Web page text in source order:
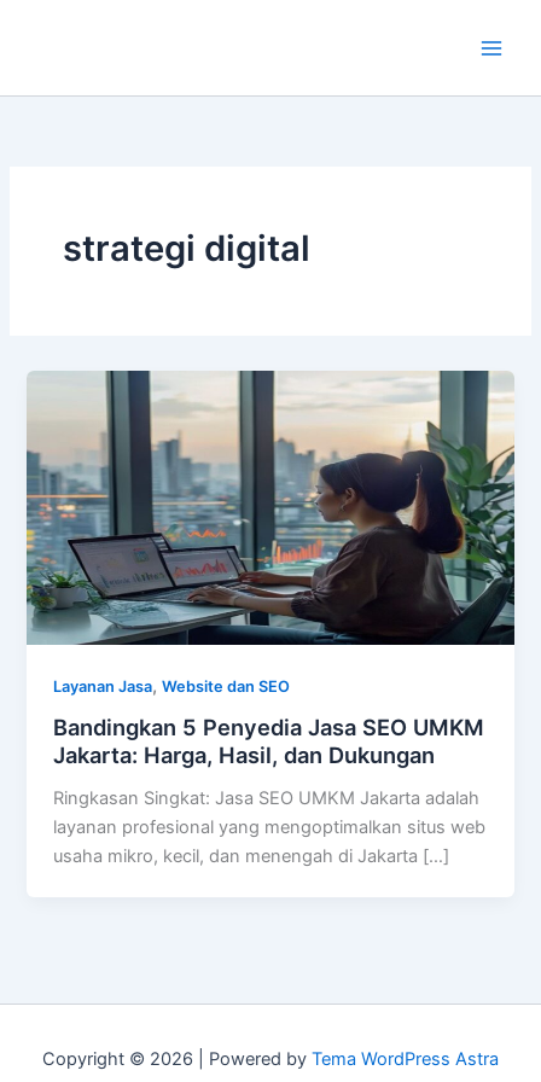
strategi digital
Layanan Jasa,Website dan SEO
Bandingkan 5 Penyedia Jasa SEO UMKM
Jakarta: Harga, Hasil, dan Dukungan
Ringkasan Singkat: Jasa SEO UMKM Jakarta adalah
layanan profesional yang mengoptimalkan situs web
usaha mikro, kecil, dan menengah di Jakarta […]
Copyright © 2026 | Powered by Tema WordPress Astra